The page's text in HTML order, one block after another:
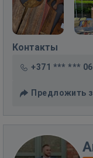
Контакты
+371 *** *** 06
Предложить